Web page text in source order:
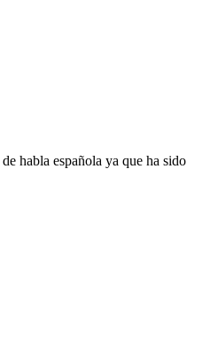
habla española ya que ha sido